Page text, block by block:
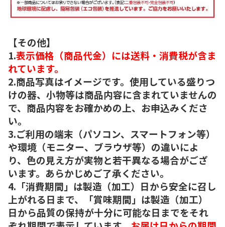
【その他】
1.表示価格（商品代金）には送料・消費税が含ま
れています。
2.商品写真はイメージです。使用している盛りつ
けの器、小物等は商品内容に含まれていませんの
で、商品内容をお確かめの上、お申込みくださ
い。
3.ご利用の端末（パソコン、スマートフォン等）
や環境（モニター、ブラウザ等）の違いによ
り、色の見え方が実物と若干異なる場合がござ
います。あらかじめご了承ください。
4.「消費期間」は製造（加工）日から安全に召し
上がれる日まで、「賞味期間」は製造（加工）
日から品質の保持が十分に可能な日までをそれ